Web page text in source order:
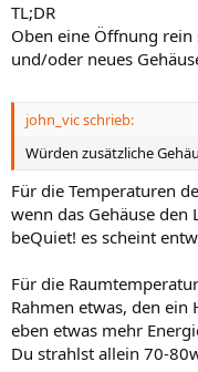
TL;DR
Oben eine Öffnung
und/oder neues
john_vic schrieb:
Würden zusätzliche
Für die Temperaturen
wenn das Gehäuse
beQuiet! es scheint
Für die
Rahmen etwas, den
eben etwas mehr
Du strahlst allein 70-